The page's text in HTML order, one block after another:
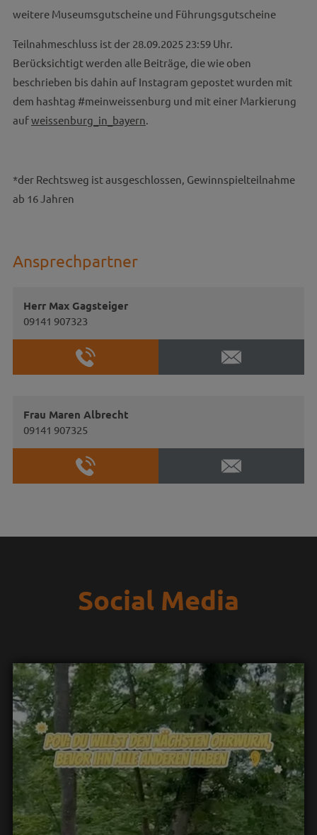
weitere Museumsgutscheine und Führungsgutscheine
Teilnahmeschluss ist der 28.09.2025 23:59 Uhr.
Berücksichtigt werden alle Beiträge, die wie oben
beschrieben bis dahin auf Instagram gepostet wurden mit
dem hashtag #meinweissenburg und mit einer Markierung
aufweissenburg_in_bayern.
*der Rechtsweg ist ausgeschlossen, Gewinnspielteilnahme
ab 16 Jahren
Ansprechpartner
Herr Max Gagsteiger
09141 907323
Frau Maren Albrecht
09141 907325
Social Media